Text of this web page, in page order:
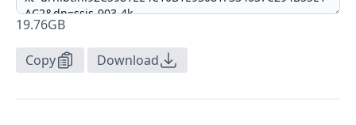
19.76GB
Copy Download